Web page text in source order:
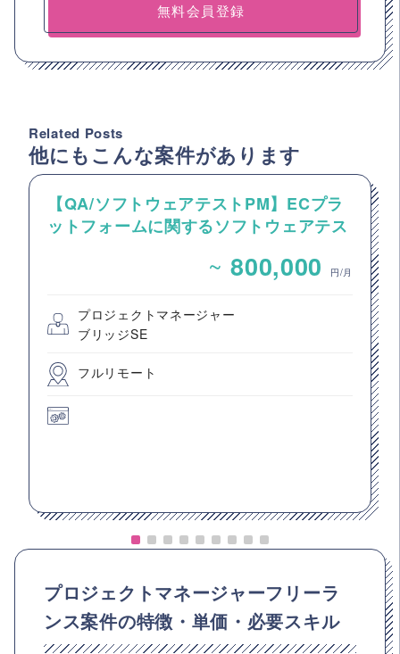
無料会員登録
Related Posts
他にもこんな案件があります
【QA/ソフトウェアテストPM】ECプラ
ットフォームに関するソフトウェアテス
~ 800,000 円/月
プロジェクトマネージャー
ブリッジSE
フルリモート
プロジェクトマネージャーフリーラ
ンス案件の特徴・単価・必要スキル